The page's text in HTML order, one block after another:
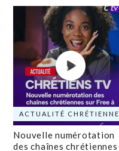
ACTUALITÉ CHRÉTIENNE
Nouvelle numérotation
des chaînes chrétiennes